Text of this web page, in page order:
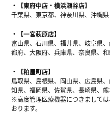
【東府中店・横浜瀬谷店】
千葉県、東京都、神奈川県、沖縄県
【一宮萩原店】
富山県、石川県、福井県、岐阜県
都府、大阪府、兵庫県、奈良県、
【粕屋町店】
鳥取県、島根県、岡山県、広島県
知県、福岡県、佐賀県、長崎県、
※高度管理医療機器につきまして
おります。